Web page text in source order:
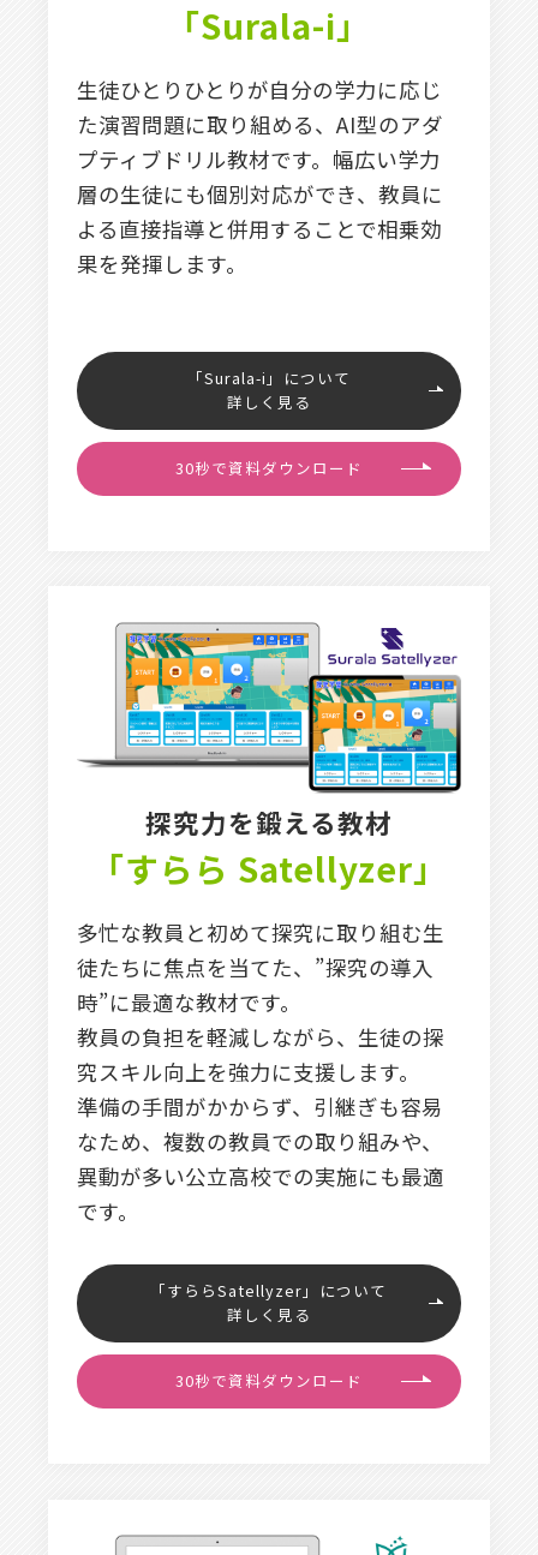
「Surala-i」
生徒ひとりひとりが自分の学力に応じ
た演習問題に取り組める、AI型のアダ
プティブドリル教材です。幅広い学力
層の生徒にも個別対応ができ、教員に
よる直接指導と併用することで相乗効
果を発揮します。
「Surala-i」について
詳しく見る
30秒で資料ダウンロード
探究力を鍛える教材
「すらら Satellyzer」
多忙な教員と初めて探究に取り組む生
徒たちに焦点を当てた、”探究の導入
時”に最適な教材です。
教員の負担を軽減しながら、生徒の探
究スキル向上を強力に支援します。
準備の手間がかからず、引継ぎも容易
なため、複数の教員での取り組みや、
異動が多い公立高校での実施にも最適
です。
「すららSatellyzer」について
詳しく見る
30秒で資料ダウンロード